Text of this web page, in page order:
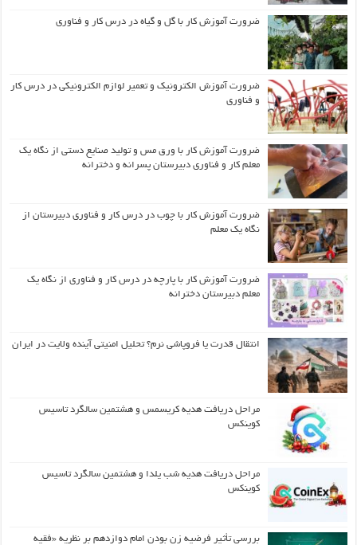
ضرورت آموزش کار با گل و گیاه در درس کار و فناوری
ضرورت آموزش الکترونیک و تعمیر لوازم الکترونیکی در درس کار
و فناوری
ضرورت آموزش کار با ورق مس و تولید صنایع دستی از نگاه یک
معلم کار و فناوری دبیرستان پسرانه و دخترانه
ضرورت آموزش کار با چوب در درس کار و فناوری دبیرستان از
نگاه یک معلم
ضرورت آموزش کار با پارچه در درس کار و فناوری از نگاه یک
معلم دبیرستان دخترانه
انتقال قدرت یا فروپاشی نرم؟ تحلیل امنیتی آینده ولایت در ایران
مراحل دریافت هدیه کریسمس و هشتمین سالگرد تاسیس
کوینکس
مراحل دریافت هدیه شب یلدا و هشتمین سالگرد تاسیس
کوینکس
بررسی تأثیر فرضیه زن بودن امام دوازدهم بر نظریه «فقیه